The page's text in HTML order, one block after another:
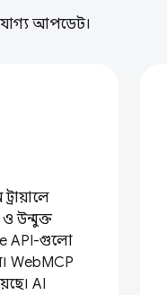
আপডেট।
উন্মুক্ত
API-গুলো
WebMCP
AI